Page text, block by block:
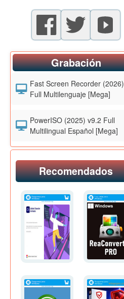
Grabación
Fast Screen Recorder (2026)
Full Multilenguaje [Mega]
PowerISO (2025) v9.2 Full
Multilingual Español [Mega]
Recomendados